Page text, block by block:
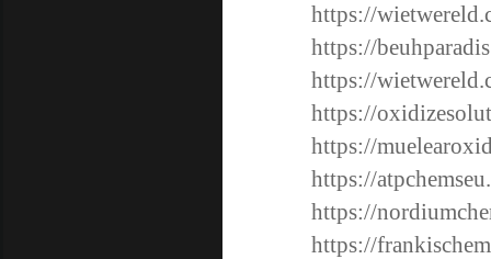
https://
https://
https://
https://
https://
https://
https://
https://